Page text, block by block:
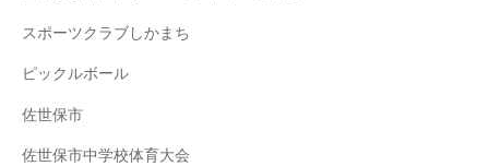
スポーツクラブしかまち
ピックルボール
佐世保市
佐世保市中学校体育大会